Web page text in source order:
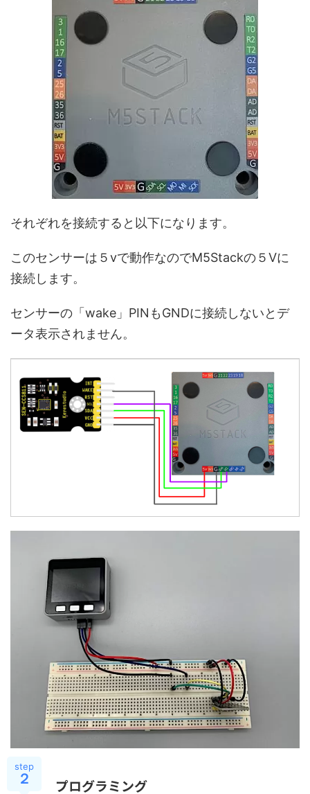
それぞれを接続すると以下になります。
このセンサーは５vで動作なのでM5Stackの５Vに
接続します。
センサーの「wake」PINもGNDに接続しないとデ
ータ表示されません。
step
２ プログラミング